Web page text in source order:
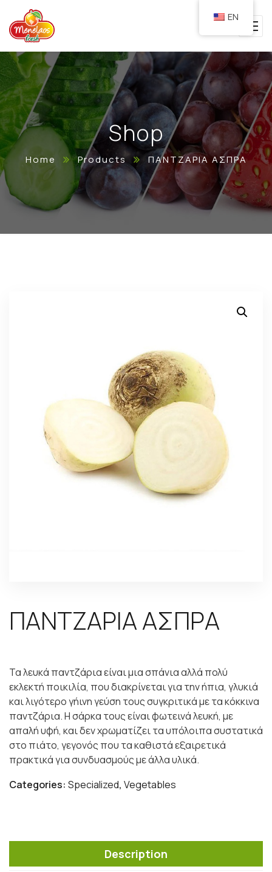
Shop
Home Products ΠΑΝΤΖΑΡΙΑ ΑΣΠΡΑ
ΠΑΝΤΖΑΡΙΑ ΑΣΠΡΑ
Τα λευκά παντζάρια είναι μια σπάνια αλλά πολύ
εκλεκτή ποικιλία, που διακρίνεται για την ήπια, γλυκιά
και λιγότερο γήινη γεύση τους συγκριτικά με τα κόκκινα
παντζάρια. Η σάρκα τους είναι φωτεινά λευκή, με
απαλή υφή, και δεν χρωματίζει τα υπόλοιπα συστατικά
στο πιάτο, γεγονός που τα καθιστά εξαιρετικά
πρακτικά για συνδυασμούς με άλλα υλικά.
Categories: Specialized, Vegetables
Description
EN